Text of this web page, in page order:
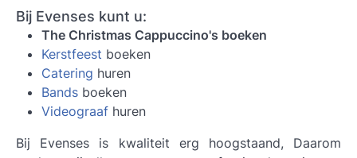
Bij Evenses kunt u:
The Christmas Cappuccino's boeken
Kerstfeest boeken
Catering huren
Bands boeken
Videograaf huren
Bij Evenses is kwaliteit erg hoogstaand, Daarom